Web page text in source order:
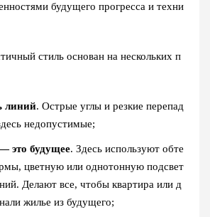
будущего прогресса и техни
стиль основан на нескольких п
линий. Острые углы и резкие перепад
недопустимые;
это будущее. Здесь используют обте
цветную или однотонную подсвет
Делают все, чтобы квартира или д
жилье из будущего;